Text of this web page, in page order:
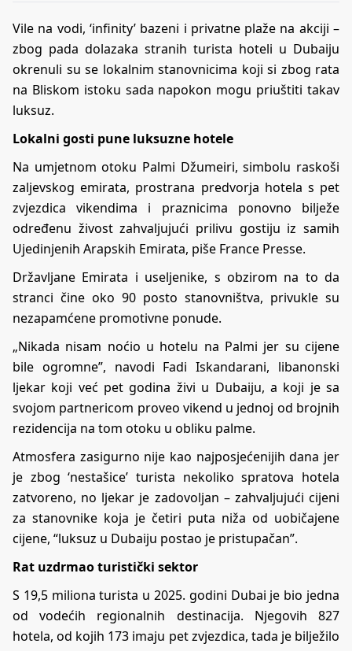
Vile na vodi, ‘infinity’ bazeni i privatne plaže na akciji –
zbog pada dolazaka stranih turista hoteli u Dubaiju
okrenuli su se lokalnim stanovnicima koji si zbog rata
na Bliskom istoku sada napokon mogu priuštiti takav
luksuz.
Lokalni gosti pune luksuzne hotele
Na umjetnom otoku Palmi Džumeiri, simbolu raskoši
zaljevskog emirata, prostrana predvorja hotela s pet
zvjezdica vikendima i praznicima ponovno bilježe
određenu živost zahvaljujući prilivu gostiju iz samih
Ujedinjenih Arapskih Emirata, piše France Presse.
Državljane Emirata i useljenike, s obzirom na to da
stranci čine oko 90 posto stanovništva, privukle su
nezapamćene promotivne ponude.
„Nikada nisam noćio u hotelu na Palmi jer su cijene
bile ogromne”, navodi Fadi Iskandarani, libanonski
ljekar koji već pet godina živi u Dubaiju, a koji je sa
svojom partnericom proveo vikend u jednoj od brojnih
rezidencija na tom otoku u obliku palme.
Atmosfera zasigurno nije kao najposjećenijih dana jer
je zbog ‘nestašice’ turista nekoliko spratova hotela
zatvoreno, no ljekar je zadovoljan – zahvaljujući cijeni
za stanovnike koja je četiri puta niža od uobičajene
cijene, “luksuz u Dubaiju postao je pristupačan”.
Rat uzdrmao turistički sektor
S 19,5 miliona turista u 2025. godini Dubai je bio jedna
od vodećih regionalnih destinacija. Njegovih 827
hotela, od kojih 173 imaju pet zvjezdica, tada je bilježilo